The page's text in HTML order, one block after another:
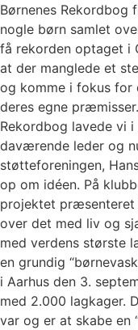
Børnenes Rekordbog
nogle børn samlet
få rekorden optaget i
at der manglede et
og komme i fokus for
deres egne
Rekordbog lavede vi
daværende leder og
støtteforeningen,
op om idéen. På
projektet præsenteret
over det med liv og
med verdens største
en grundig
i Aarhus den 3.
med 2.000 lagkager.
var og er at skabe en